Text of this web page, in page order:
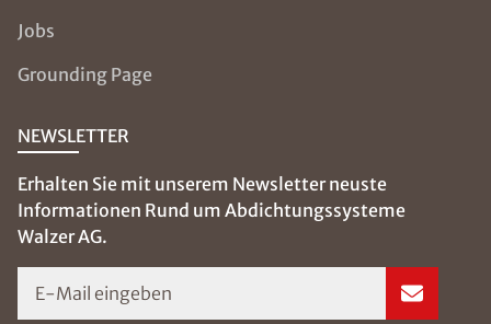
Jobs
Grounding Page
NEWSLETTER
Erhalten Sie mit unserem Newsletter neuste
Informationen Rund um Abdichtungssysteme
Walzer AG.
E-Mail eingeben